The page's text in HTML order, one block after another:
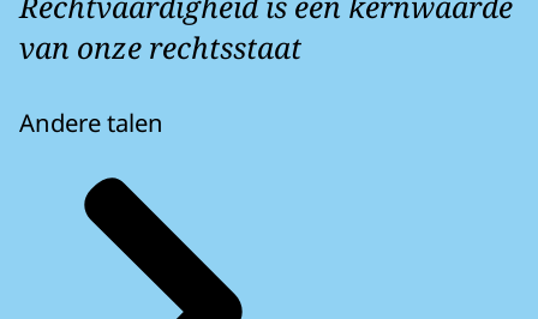
van onze rechtsstaat
Andere talen